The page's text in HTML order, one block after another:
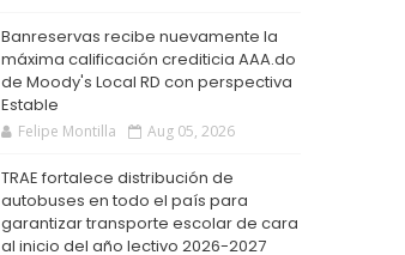
Banreservas recibe nuevamente la
máxima calificación crediticia AAA.do
de Moody's Local RD con perspectiva
Estable
Felipe Montilla Aug 05, 2026
TRAE fortalece distribución de
autobuses en todo el país para
garantizar transporte escolar de cara
al inicio del año lectivo 2026-2027